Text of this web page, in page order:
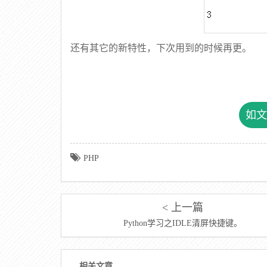
还有其它的新特性，下次用到的时候再更。
如
PHP
< 上一篇
Python学习之IDLE清屏快捷键。